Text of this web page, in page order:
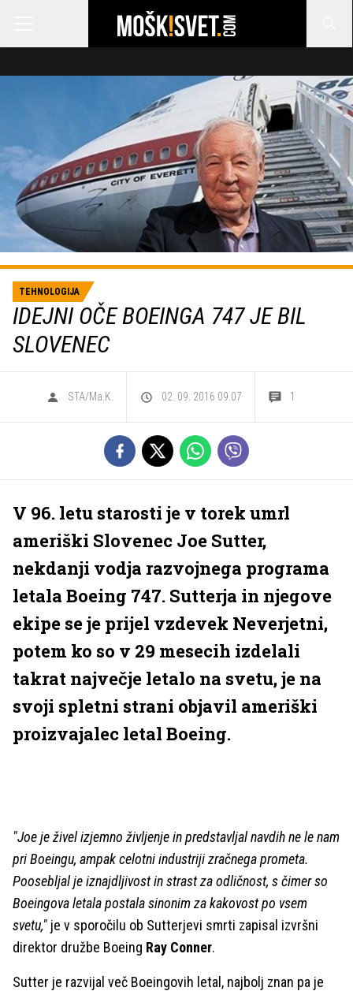
TEHNOLOGIJA
IDEJNI OČE BOEINGA 747 JE BIL
SLOVENEC
STA/Ma.K. 02. 09. 2016 09.07 1
V 96. letu starosti je v torek umrl
ameriški Slovenec Joe Sutter,
nekdanji vodja razvojnega programa
letala Boeing 747. Sutterja in njegove
ekipe se je prijel vzdevek Neverjetni,
potem ko so v 29 mesecih izdelali
takrat največje letalo na svetu, je na
svoji spletni strani objavil ameriški
proizvajalec letal Boeing.
"Joe je živel izjemno življenje in predstavljal navdih ne le nam
pri Boeingu, ampak celotni industriji zračnega prometa.
Poosebljal je iznajdljivost in strast za odličnost, s čimer so
Boeingova letala postala sinonim za kakovost po vsem
svetu," je v sporočilu ob Sutterjevi smrti zapisal izvršni
direktor družbe Boeing Ray Conner.
Sutter je razvijal več Boeingovih letal, najbolj znan pa je